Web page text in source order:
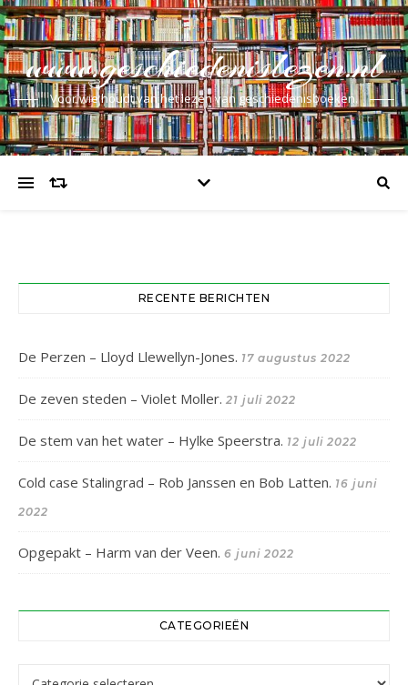
www.geschiedenislezen.nl
Voor wie houdt van het lezen van geschiedenisboeken.
RECENTE BERICHTEN
De Perzen – Lloyd Llewellyn-Jones. 17 augustus 2022
De zeven steden – Violet Moller. 21 juli 2022
De stem van het water – Hylke Speerstra. 12 juli 2022
Cold case Stalingrad – Rob Janssen en Bob Latten. 16 juni
2022
Opgepakt – Harm van der Veen. 6 juni 2022
CATEGORIEËN
Categorieën